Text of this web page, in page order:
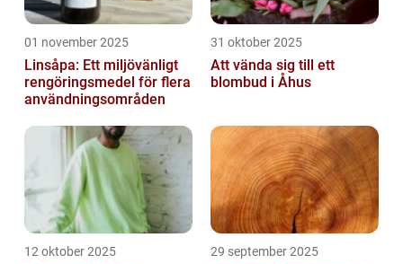
01 november 2025
Linsåpa: Ett miljövänligt
rengöringsmedel för flera
användningsområden
31 oktober 2025
Att vända sig till ett
blombud i Åhus
12 oktober 2025 29 september 2025